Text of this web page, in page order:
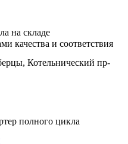
на складе
качества и соответствия
Котельнический пр-
полного цикла